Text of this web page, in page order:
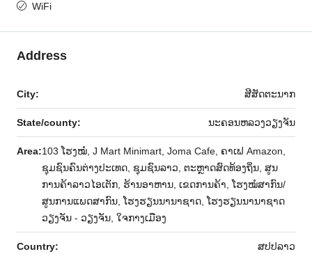
WiFi
Address
City: ສີສັດຕະນາກ
State/county: ນະຄອນຫລວງວຽງຈັນ
Area:103 ໂຮງໝໍ, J Mart Minimart, Joma Cafe, ຄາເຟ Amazon,
ຊຸມຊົນຄົນຕ່າງປະເທດ, ຊຸມຊົນລາວ, ຕະຫຼາດສົດທ້ອງຖິ່ນ, ສູນ
ການຄ້າລາວໄອເຕັກ, ຮ້ານອາຫານ, ເຂດການຄ້າ, ໂຮງໝໍສາກົນ/
ສູນການແພດສາກົນ, ໂຮງຮຽນນານາຊາດ, ໂຮງຮຽນນານາຊາດ
ວຽງຈັນ - ວຽງຈັນ, ໃຈກາງເມືອງ
Country: ສ​ປ​ປ​ລາວ